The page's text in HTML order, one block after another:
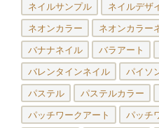
ネイルサンプル ネイルデザ
ネオンカラー ネオンカラー
バナナネイル バラアート
バレンタインネイル パイソ
パステル パステルカラー
パッチワークアート パッチ